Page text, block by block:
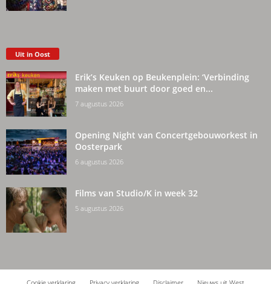
Uit in Oost
Erik’s Keuken op Beukenplein: ‘Verbinding
maken met buurt door goed en...
7 augustus 2026
Opening Night van Concertgebouworkest in
Oosterpark
6 augustus 2026
Films van Studio/K in week 32
5 augustus 2026